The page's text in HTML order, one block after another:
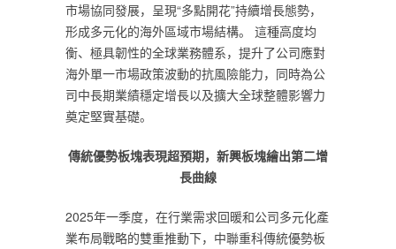
市場協同發展，呈現“多點開花”持續增長態勢，
形成多元化的海外區域市場結構。 這種高度均
衡、極具韌性的全球業務體系，提升了公司應對
海外單一市場政策波動的抗風險能力，同時為公
司中長期業績穩定增長以及擴大全球整體影響力
奠定堅實基礎。
傳統優勢板塊表現超預期，新興板塊繪出第二增
長曲線
2025年一季度，在行業需求回暖和公司多元化產
業布局戰略的雙重推動下，中聯重科傳統優勢板